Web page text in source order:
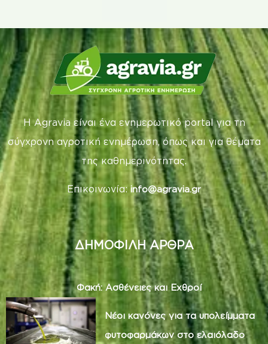
Η Agravia είναι ένα ενημερωτικό portal για τη
σύγχρονη αγροτική ενημέρωση, όπως και για θέματα
της καθημερινότητας.
Επικοινωνία: info@agravia.gr
ΔΗΜΟΦΙΛΗ ΑΡΘΡΑ
Φακή: Ασθένειες και Εχθροί
Νέοι κανόνες για τα υπολείμματα
φυτοφαρμάκων στο ελαιόλαδο